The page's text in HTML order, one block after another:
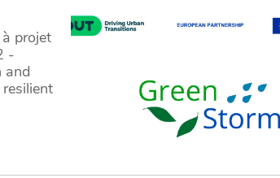
projet
-
and